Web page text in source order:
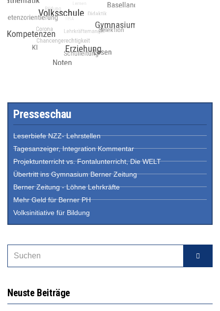
Presseschau
Leserbiefe NZZ- Lehrstellen
Tagesanzeiger, Integration Kommentar
Projektunterricht vs. Fontalunterricht, Die WELT
Übertritt ins Gymnasium Berner Zeitung
Berner Zeitung - Löhne Lehrkräfte
Mehr Geld für Berner PH
Volksinitiative für Bildung
Neuste Beiträge